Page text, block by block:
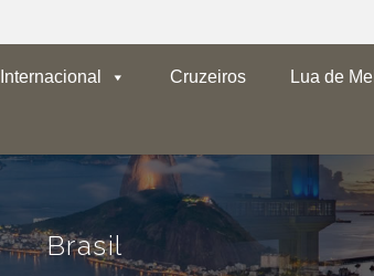
Internacional Cruzeiros Lua de Mel
Brasil